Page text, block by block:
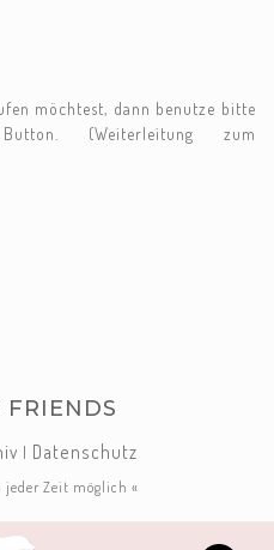
möchtest, dann benutze bitte
(Weiterleitung zum
FRIENDS
| Datenschutz
jeder Zeit möglich «